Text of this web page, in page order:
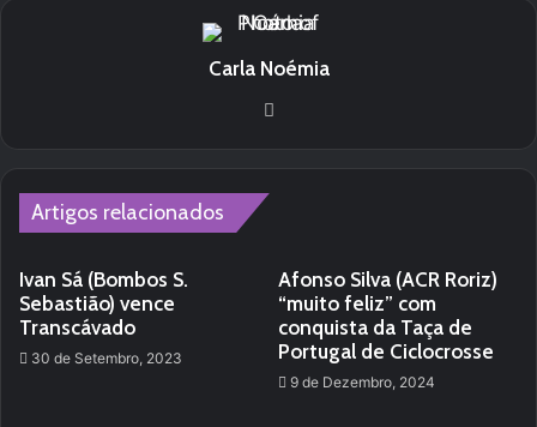
Carla Noémia
Artigos relacionados
Ivan Sá (Bombos S.
Sebastião) vence
Transcávado
30 de Setembro, 2023
Afonso Silva (ACR Roriz)
“muito feliz” com
conquista da Taça de
Portugal de Ciclocrosse
9 de Dezembro, 2024